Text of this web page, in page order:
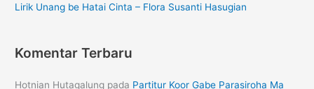
Lirik Unang be Hatai Cinta – Flora Susanti Hasugian
Komentar Terbaru
Hotnian Hutagalung pada Partitur Koor Gabe Parasiroha Ma